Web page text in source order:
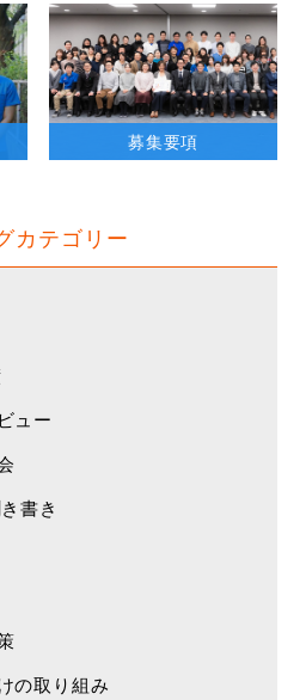
募集要項
カテゴリー
ュー
書き
の取り組み